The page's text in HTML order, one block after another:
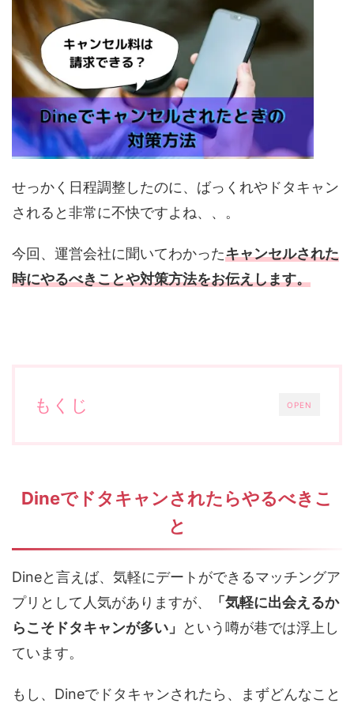
せっかく日程調整したのに、ばっくれやドタキャン
されると非常に不快ですよね、、。
今回、運営会社に聞いてわかったキャンセルされた
時にやるべきことや対策方法をお伝えします。
OPEN
もくじ
Dineでドタキャンされたらやるべきこ
と
Dineと言えば、気軽にデートができるマッチングア
プリとして人気がありますが、
「気軽に出会えるか
らこそドタキャンが多い」
という噂が巷では浮上し
ています。
もし、Dineでドタキャンされたら、まずどんなこと